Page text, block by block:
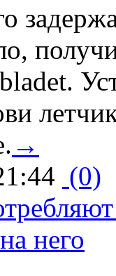
→
(0)
него